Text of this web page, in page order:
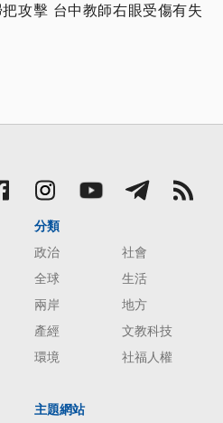
攻擊 台中教師右眼受傷有失
分類
政治
社會
全球
生活
兩岸
地方
產經
文教科技
環境
社福人權
主題網站